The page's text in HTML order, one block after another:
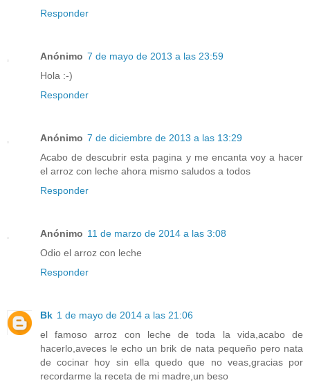
Responder
Anónimo 7 de mayo de 2013 a las 23:59
Hola :-)
Responder
Anónimo 7 de diciembre de 2013 a las 13:29
Acabo de descubrir esta pagina y me encanta voy a hacer
el arroz con leche ahora mismo saludos a todos
Responder
Anónimo 11 de marzo de 2014 a las 3:08
Odio el arroz con leche
Responder
Bk 1 de mayo de 2014 a las 21:06
el famoso arroz con leche de toda la vida,acabo de
hacerlo,aveces le echo un brik de nata pequeño pero nata
de cocinar hoy sin ella quedo que no veas,gracias por
recordarme la receta de mi madre,un beso